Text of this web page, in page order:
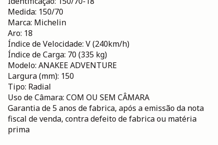
Medida: 150/70
Marca: Michelin
Aro: 18
Índice de Velocidade: V (240km/h)
Índice de Carga: 70 (335 kg)
Modelo: ANAKEE ADVENTURE
Largura (mm): 150
Tipo: Radial
Uso de Câmara: COM OU SEM CÂMARA
Garantia de 5 anos de fabrica, após a emissão da nota
fiscal de venda, contra defeito de fabrica ou matéria
prima